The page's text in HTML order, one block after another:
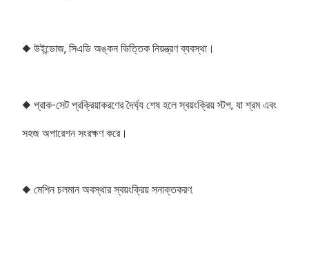
◆ উইন্ডোজ, সিএডি অঙ্কন ভিত্তিক নিয়ন্ত্রণ ব্যবস্থা।
◆ প্রাক-সেট প্রক্রিয়াকরণের দৈর্ঘ্য শেষ হলে স্বয়ংক্রিয় স্টপ, যা শ্রম এবং
সহজ অপারেশন সংরক্ষণ করে।
◆ মেশিন চলমান অবস্থার স্বয়ংক্রিয় সনাক্তকরণ.